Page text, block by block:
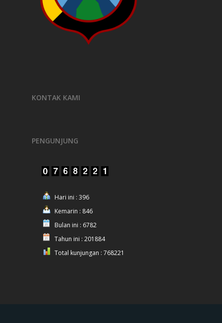
KONTAK KAMI
PENGUNJUNG
Hari ini : 396
Kemarin : 846
Bulan ini : 6782
Tahun ini : 201884
Total kunjungan : 768221